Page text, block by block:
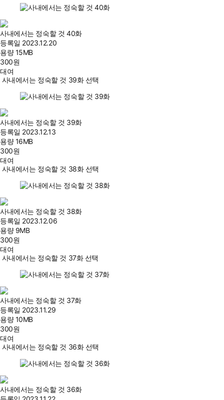
사내에서는 정숙할 것 40화
등록일 2023.12.20
용량15MB
300원
대여
사내에서는 정숙할 것 39화 선택
사내에서는 정숙할 것 39화
등록일 2023.12.13
용량16MB
300원
대여
사내에서는 정숙할 것 38화 선택
사내에서는 정숙할 것 38화
등록일 2023.12.06
용량 9MB
300원
대여
사내에서는 정숙할 것 37화 선택
사내에서는 정숙할 것 37화
등록일 2023.11.29
용량10MB
300원
대여
사내에서는 정숙할 것 36화 선택
사내에서는 정숙할 것 36화